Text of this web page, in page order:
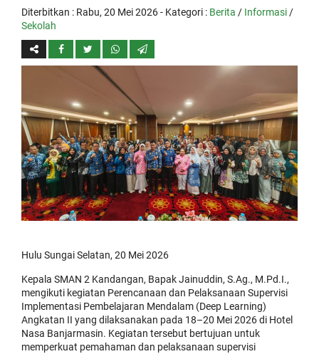
Diterbitkan : Rabu, 20 Mei 2026- Kategori : Berita / Informasi /
Sekolah
Hulu Sungai Selatan, 20 Mei 2026
Kepala SMAN 2 Kandangan, Bapak Jainuddin, S.Ag., M.Pd.I.,
mengikuti kegiatan Perencanaan dan Pelaksanaan Supervisi
Implementasi Pembelajaran Mendalam (Deep Learning)
Angkatan II yang dilaksanakan pada 18–20 Mei 2026 di Hotel
Nasa Banjarmasin. Kegiatan tersebut bertujuan untuk
memperkuat pemahaman dan pelaksanaan supervisi